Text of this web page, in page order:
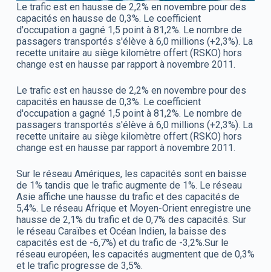
Le trafic est en hausse de 2,2% en novembre pour des
capacités en hausse de 0,3%. Le coefficient
d'occupation a gagné 1,5 point à 81,2%. Le nombre de
passagers transportés s'élève à 6,0 millions (+2,3%). La
recette unitaire au siège kilomètre offert (RSKO) hors
change est en hausse par rapport à novembre 2011.
Le trafic est en hausse de 2,2% en novembre pour des
capacités en hausse de 0,3%. Le coefficient
d'occupation a gagné 1,5 point à 81,2%. Le nombre de
passagers transportés s'élève à 6,0 millions (+2,3%). La
recette unitaire au siège kilomètre offert (RSKO) hors
change est en hausse par rapport à novembre 2011.
Sur le réseau Amériques, les capacités sont en baisse
de 1% tandis que le trafic augmente de 1%. Le réseau
Asie affiche une hausse du trafic et des capacités de
5,4%. Le réseau Afrique et Moyen-Orient enregistre une
hausse de 2,1% du trafic et de 0,7% des capacités. Sur
le réseau Caraïbes et Océan Indien, la baisse des
capacités est de -6,7%) et du trafic de -3,2%.Sur le
réseau européen, les capacités augmentent que de 0,3%
et le trafic progresse de 3,5%.